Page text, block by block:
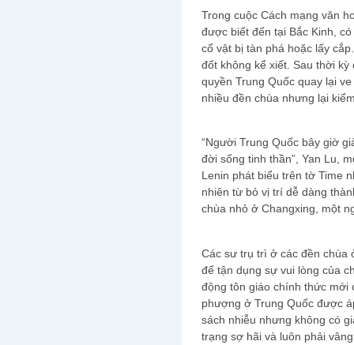
Trong cuộc Cách mạng văn
được biết đến tại Bắc Kinh,
cổ vật bị tàn phá hoặc lấy
đốt không kể xiết. Sau thời
quyền Trung Quốc quay lại
nhiều đền chùa nhưng lại
“Người Trung Quốc bây giờ
đời sống tinh thần”, Yan Lu,
Lenin phát biểu trên tờ Time
nhiên từ bỏ vị trí dễ dàng
chùa nhỏ ở Changxing, một
Các sư trụ trì ở các đền chùa
để tận dụng sự vui lòng của
động tôn giáo chính thức mới
phượng ở Trung Quốc được
sách nhiễu nhưng không có
trạng sợ hãi và luôn phải